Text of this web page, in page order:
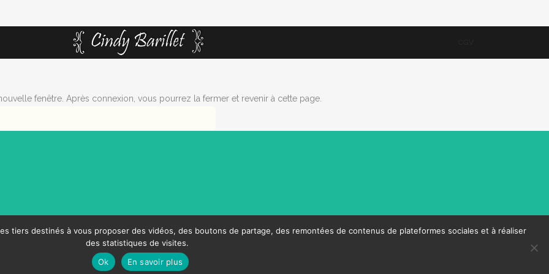
fenêtre. Après connexion, vous pourrez la fermer et revenir à cette page.
tiers destinés à vous proposer des vidéos, des boutons de partage, des remontées de contenus de plateformes sociales et à réaliser
des statistiques de visites.
Ok
En savoir plus